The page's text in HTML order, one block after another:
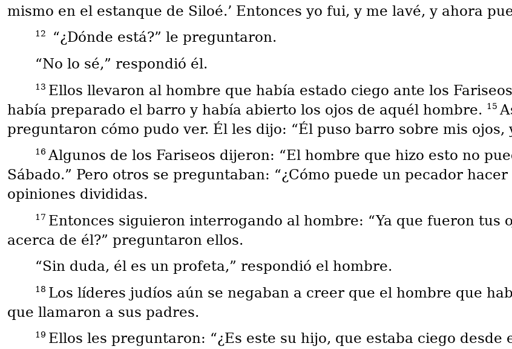
mismo en el estanque de Siloé.’ Entonces yo fui, y me lavé, y ahora
12
“¿Dónde está?” le preguntaron.
“No lo sé,” respondió él.
13 Ellos llevaron al hombre que había estado ciego ante los
había preparado el barro y había abierto los ojos de aquél hombre. 15
preguntaron cómo pudo ver. Él les dijo: “Él puso barro sobre mis ojos,
16 Algunos de los Fariseos dijeron: “El hombre que hizo esto no
Sábado.” Pero otros se preguntaban: “¿Cómo puede un pecador
opiniones divididas.
17 Entonces siguieron interrogando al hombre: “Ya que fueron tus
acerca de él?” preguntaron ellos.
“Sin duda, él es un profeta,” respondió el hombre.
18 Los líderes judíos aún se negaban a creer que el hombre que
que llamaron a sus padres.
19 Ellos les preguntaron: “¿Es este su hijo, que estaba ciego desde